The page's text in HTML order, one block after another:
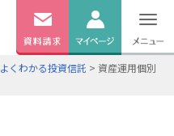
無料資料 ログイン
よくわかる投資信託 > 資産運用個別